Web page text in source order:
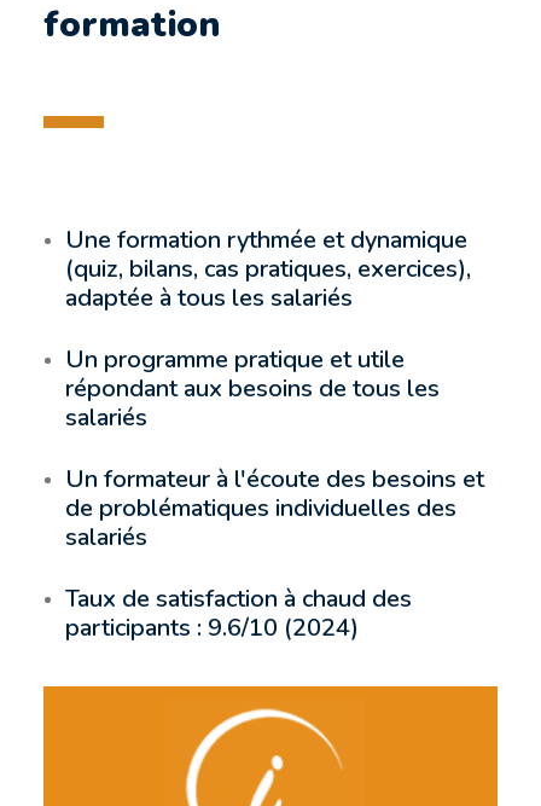
formation
Une formation rythmée et dynamique
(quiz, bilans, cas pratiques, exercices),
adaptée à tous les salariés
Un programme pratique et utile
répondant aux besoins de tous les
salariés
Un formateur à l'écoute des besoins et
de problématiques individuelles des
salariés
Taux de satisfaction à chaud des
participants : 9.6/10 (2024)